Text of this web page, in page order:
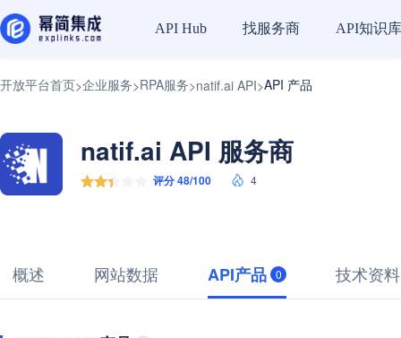
API Hub 找服务商 API知识库
开放平台首页>企业服务>RPA服务>natif.ai API>API 产品
natif.ai API 服务商
评分 48/100 4
概述 网站数据 API产品 0 技术资料